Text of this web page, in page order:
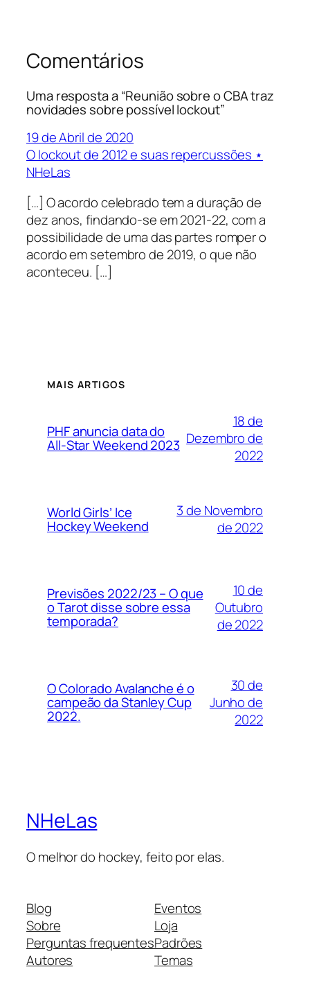
Comentários
Uma resposta a “Reunião sobre o CBA traz
novidades sobre possível lockout”
19 de Abril de 2020
O lockout de 2012 e suas repercussões ⋆
NHeLas
[…] O acordo celebrado tem a duração de
dez anos, findando-se em 2021-22, com a
possibilidade de uma das partes romper o
acordo em setembro de 2019, o que não
aconteceu. […]
MAIS ARTIGOS
PHF anuncia data do
All-Star Weekend 2023
18 de
Dezembro de
2022
World Girls’ Ice
Hockey Weekend
3 de Novembro
de 2022
Previsões 2022/23 – O que
o Tarot disse sobre essa
temporada?
10 de
Outubro
de 2022
O Colorado Avalanche é o
campeão da Stanley Cup
2022.
30 de
Junho de
2022
NHeLas
O melhor do hockey, feito por elas.
Blog
Sobre
Perguntas frequentes
Autores
Eventos
Loja
Padrões
Temas